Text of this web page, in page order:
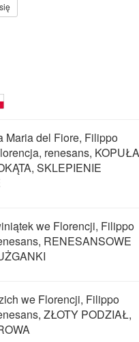
Maria del Fiore, Filippo
renesans,
SKLEPIENIE
we Florencji, Filippo
RENESANSOWE
we Florencji, Filippo
ZŁOTY PODZIAŁ,